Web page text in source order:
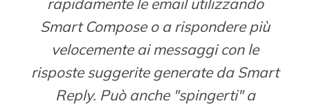
Smart Compose o a rispondere più
velocemente ai messaggi con le
risposte suggerite generate da Smart
Reply. Può anche "spingerti" a